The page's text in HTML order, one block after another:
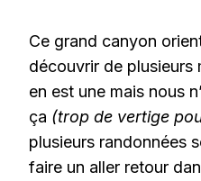
Ce grand canyon
découvrir de plusieurs
en est une mais nous
ça (trop de vertige
plusieurs randonnées
faire un aller retour